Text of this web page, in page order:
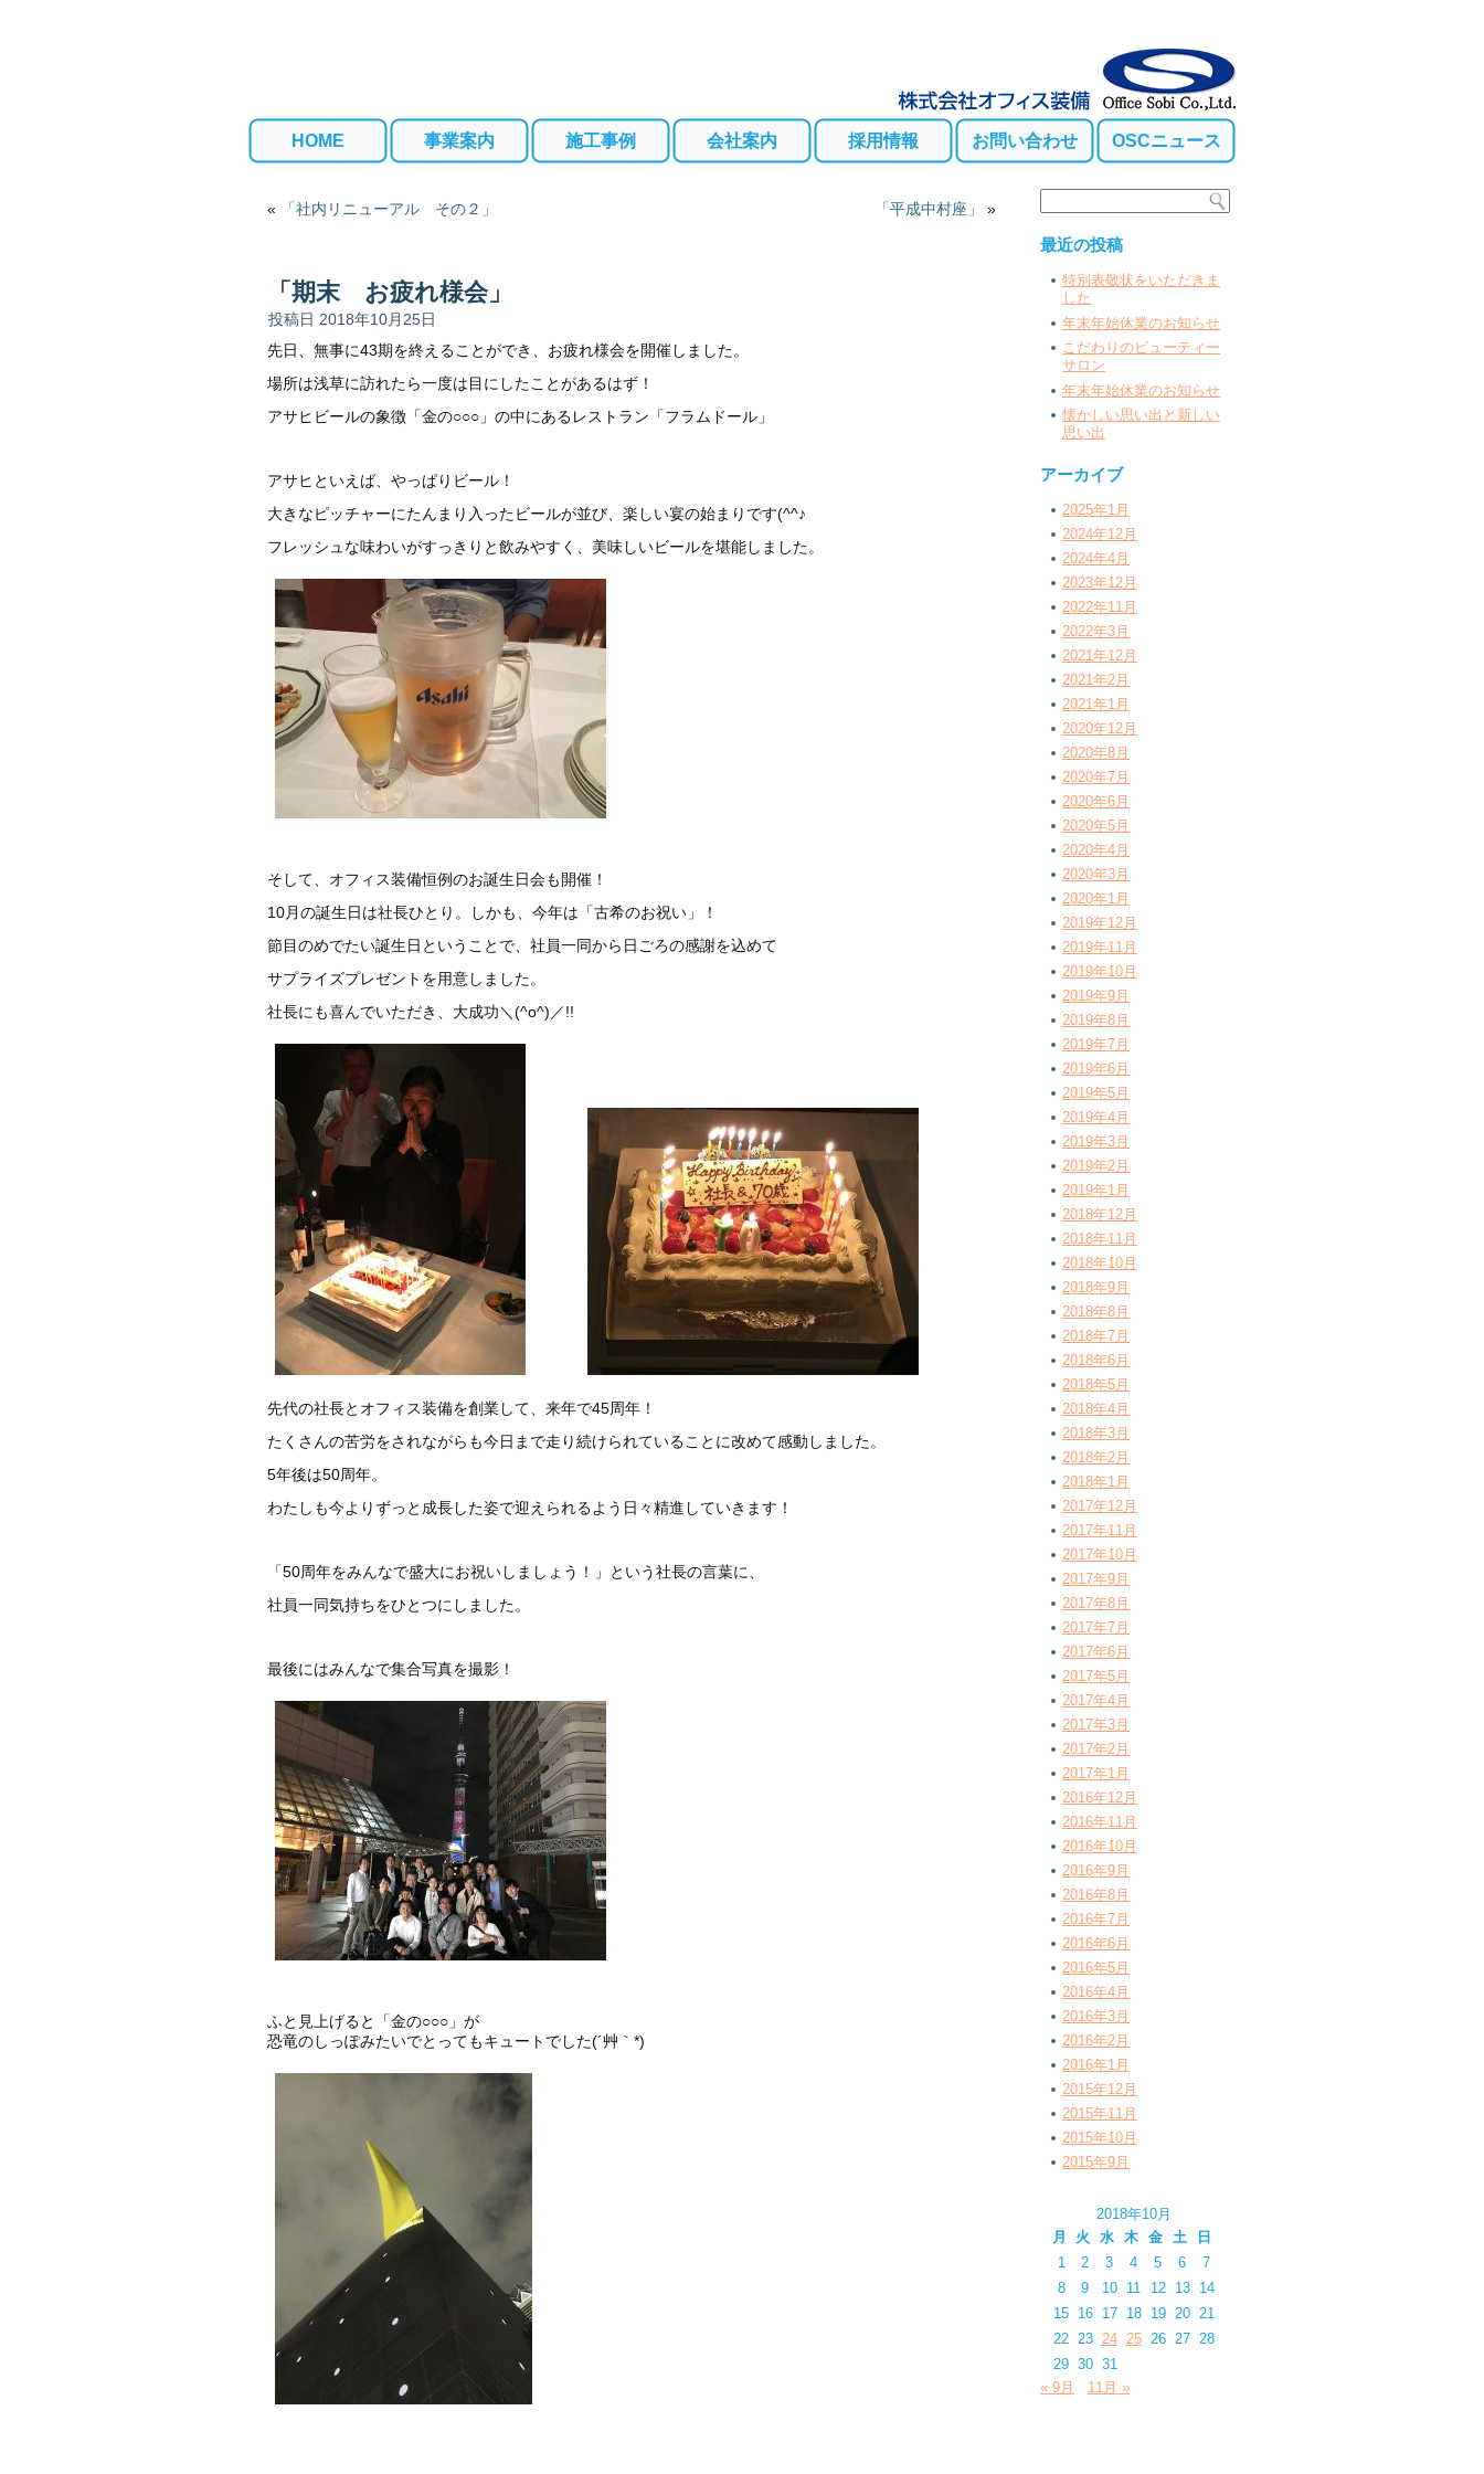
HOME 事業案内 施工事例 会社案内 採用情報 お問い合わせ OSCニュース
« 「社内リニューアル その２」 「平成中村座」 »
「期末 お疲れ様会」
投稿日 2018年10月25日
先日、無事に43期を終えることができ、お疲れ様会を開催しました。
場所は浅草に訪れたら一度は目にしたことがあるはず！
アサヒビールの象徴「金の○○○」の中にあるレストラン「フラムドール」
アサヒといえば、やっぱりビール！
大きなピッチャーにたんまり入ったビールが並び、楽しい宴の始まりです(^^♪
フレッシュな味わいがすっきりと飲みやすく、美味しいビールを堪能しました。
そして、オフィス装備恒例のお誕生日会も開催！
10月の誕生日は社長ひとり。しかも、今年は「古希のお祝い」！
節目のめでたい誕生日ということで、社員一同から日ごろの感謝を込めて
サプライズプレゼントを用意しました。
社長にも喜んでいただき、大成功＼(^o^)／!!
先代の社長とオフィス装備を創業して、来年で45周年！
たくさんの苦労をされながらも今日まで走り続けられていることに改めて感動しました。
5年後は50周年。
わたしも今よりずっと成長した姿で迎えられるよう日々精進していきます！
「50周年をみんなで盛大にお祝いしましょう！」という社長の言葉に、
社員一同気持ちをひとつにしました。
最後にはみんなで集合写真を撮影！
ふと見上げると「金の○○○」が
恐竜のしっぽみたいでとってもキュートでした(´艸｀*)
最近の投稿
特別表敬状をいただきま
した
年末年始休業のお知らせ
こだわりのビューティー
サロン
年末年始休業のお知らせ
懐かしい思い出と新しい
思い出
アーカイブ
2025年1月
2024年12月
2024年4月
2023年12月
2022年11月
2022年3月
2021年12月
2021年2月
2021年1月
2020年12月
2020年8月
2020年7月
2020年6月
2020年5月
2020年4月
2020年3月
2020年1月
2019年12月
2019年11月
2019年10月
2019年9月
2019年8月
2019年7月
2019年6月
2019年5月
2019年4月
2019年3月
2019年2月
2019年1月
2018年12月
2018年11月
2018年10月
2018年9月
2018年8月
2018年7月
2018年6月
2018年5月
2018年4月
2018年3月
2018年2月
2018年1月
2017年12月
2017年11月
2017年10月
2017年9月
2017年8月
2017年7月
2017年6月
2017年5月
2017年4月
2017年3月
2017年2月
2017年1月
2016年12月
2016年11月
2016年10月
2016年9月
2016年8月
2016年7月
2016年6月
2016年5月
2016年4月
2016年3月
2016年2月
2016年1月
2015年12月
2015年11月
2015年10月
2015年9月
2018年10月
月
火 水 木 金 土
日
1
2 3 4 5 6
7
8
9 10 11 12 13
14
15 16 17 18 19 20 21
22 23 24 25 26 27 28
29 30 31
« 9月
11月 »